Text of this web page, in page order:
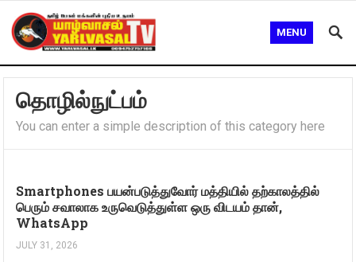
MENU
தொழில்நுட்பம்
You can enter a simple description of this category here
Smartphones பயன்படுத்துவோர் மத்தியில் தற்காலத்தில்
பெரும் சவாலாக உருவெடுத்துள்ள ஒரு விடயம் தான்,
WhatsApp
JULY 31, 2026